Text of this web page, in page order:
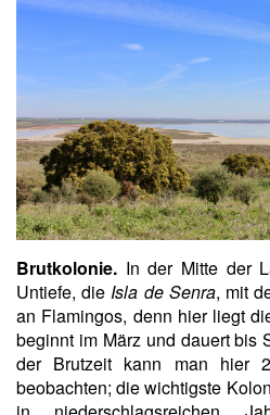
Brutkolonie. In der Mitte der
Untiefe, dieIsla de Senra, mit
an Flamingos, denn hier liegt
beginnt im März und dauert bis
der Brutzeit kann man hier
beobachten; die wichtigste